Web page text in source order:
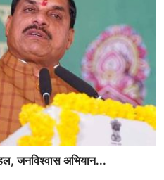
जनविश्वास अभियान...